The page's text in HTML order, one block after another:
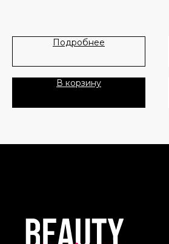
Подробнее
В корзину
О нас
Лидеры продаж